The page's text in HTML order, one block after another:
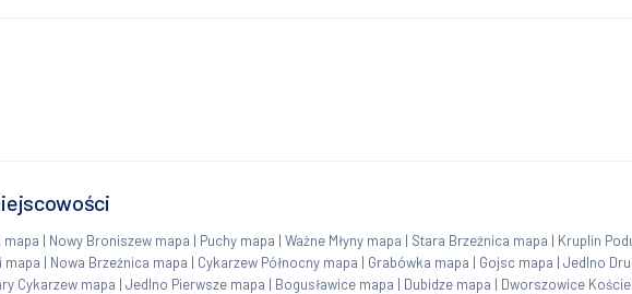
mapa | Nowy Broniszew mapa | Puchy mapa | Ważne Młyny mapa | Stara Brzeźnica mapa | Kruplin
mapa | Nowa Brzeźnica mapa | Cykarzew Północny mapa | Grabówka mapa | Gojsc mapa | Jedlno
Cykarzew mapa | Jedlno Pierwsze mapa | Bogusławice mapa | Dubidze mapa | Dworszowice